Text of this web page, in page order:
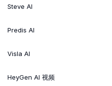
Steve AI
Predis AI
Visla AI
HeyGen AI 视频